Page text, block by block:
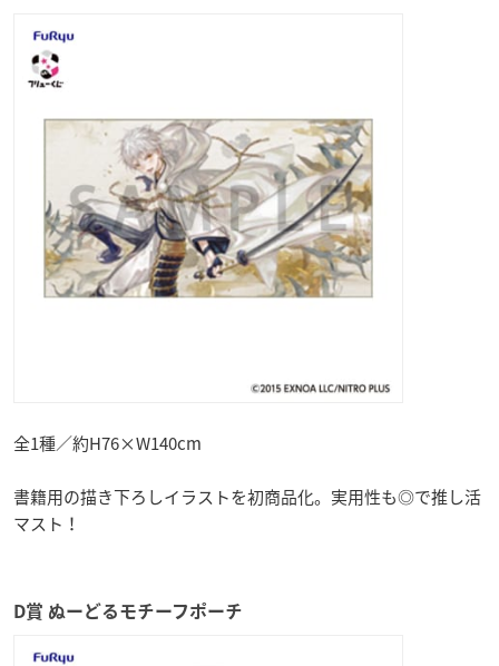
全1種／約H76×W140cm
書籍用の描き下ろしイラストを初商品化。実用性も◎で推し活
マスト！
D賞 ぬーどるモチーフポーチ